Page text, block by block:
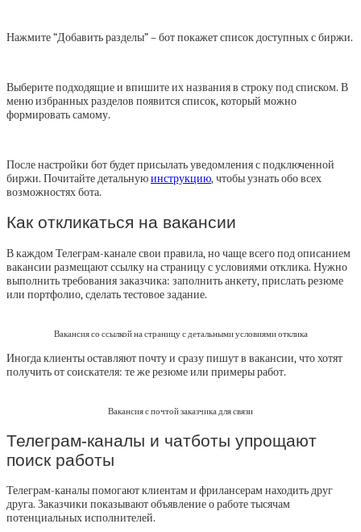
Нажмите “Добавить разделы” – бот покажет список доступных с биржи.
Выберите подходящие и впишите их названия в строку под списком. В
меню избранных разделов появится список, который можно
формировать самому.
После настройки бот будет присылать уведомления с подключенной
биржи. Почитайте детальнуюинструкцию, чтобы узнать обо всех
возможностях бота.
Как откликаться на вакансии
В каждом Телеграм-канале свои правила, но чаще всего под описанием
вакансии размещают ссылку на страницу с условиями отклика. Нужно
выполнить требования заказчика: заполнить анкету, прислать резюме
или портфолио, сделать тестовое задание.
Вакансия со ссылкой на страницу с детальными условиями отклика
Иногда клиенты оставляют почту и сразу пишут в вакансии, что хотят
получить от соискателя: те же резюме или примеры работ.
Вакансия с почтой заказчика для связи
Телеграм-каналы и чатботы упрощают
поиск работы
Телеграм-каналы помогают клиентам и фрилансерам находить друг
друга. Заказчики показывают объявление о работе тысячам
потенциальных исполнителей.